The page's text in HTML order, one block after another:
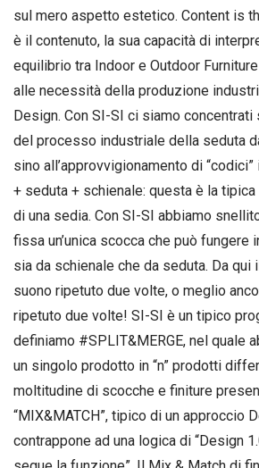
sul mero aspetto estetico. Content is
è il contenuto, la sua capacità di
equilibrio tra Indoor e Outdoor
alle necessità della produzione
Design. Con SI-SI ci siamo concentrati
del processo industriale della seduta
sino all’approvvigionamento di
+ seduta + schienale: questa è la
di una sedia. Con SI-SI abbiamo
fissa un’unica scocca che può
sia da schienale che da seduta. Da qui
suono ripetuto due volte, o meglio
ripetuto due volte! SI-SI è un tipico
definiamo #SPLIT&MERGE, nel quale
un singolo prodotto in “n” prodotti
moltitudine di scocche e finiture
“MIX&MATCH”, tipico di un approccio
contrappone ad una logica di “Design